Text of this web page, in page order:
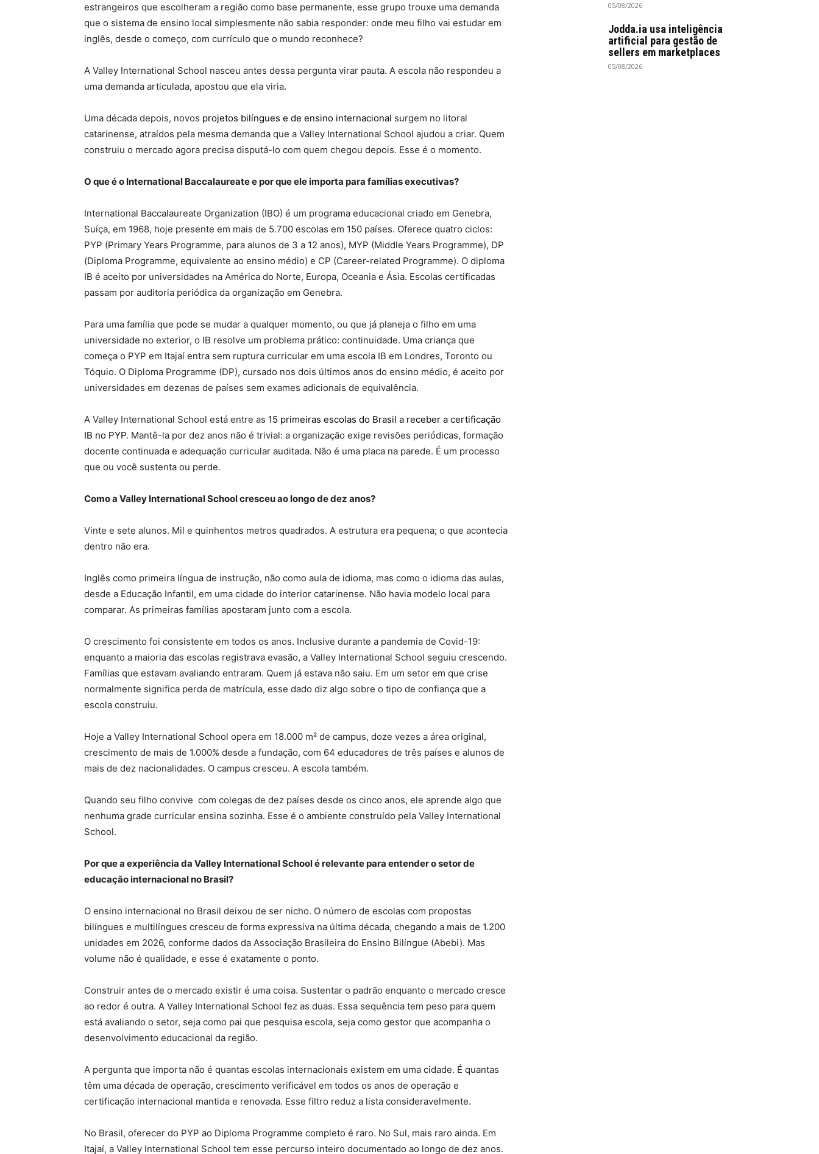
estrangeiros que escolheram a região como base permanente, esse grupo trouxe uma demanda
que o sistema de ensino local simplesmente não sabia responder: onde meu filho vai estudar em
inglês, desde o começo, com currículo que o mundo reconhece?
A Valley International School nasceu antes dessa pergunta virar pauta. A escola não respondeu a
uma demanda articulada, apostou que ela viria.
Uma década depois, novos projetos bilíngues e de ensino internacional surgem no litoral
catarinense, atraídos pela mesma demanda que a Valley International School ajudou a criar. Quem
construiu o mercado agora precisa disputá-lo com quem chegou depois. Esse é o momento.
O que é o International Baccalaureate e por que ele importa para famílias executivas?
International Baccalaureate Organization (IBO) é um programa educacional criado em Genebra,
Suíça, em 1968, hoje presente em mais de 5.700 escolas em 150 países. Oferece quatro ciclos:
PYP (Primary Years Programme, para alunos de 3 a 12 anos), MYP (Middle Years Programme), DP
(Diploma Programme, equivalente ao ensino médio) e CP (Career-related Programme). O diploma
IB é aceito por universidades na América do Norte, Europa, Oceania e Ásia. Escolas certificadas
passam por auditoria periódica da organização em Genebra.
Para uma família que pode se mudar a qualquer momento, ou que já planeja o filho em uma
universidade no exterior, o IB resolve um problema prático: continuidade. Uma criança que
começa o PYP em Itajaí entra sem ruptura curricular em uma escola IB em Londres, Toronto ou
Tóquio. O Diploma Programme (DP), cursado nos dois últimos anos do ensino médio, é aceito por
universidades em dezenas de países sem exames adicionais de equivalência.
A Valley International School está entre as 15 primeiras escolas do Brasil a receber a certificação
IB no PYP. Mantê-la por dez anos não é trivial: a organização exige revisões periódicas, formação
docente continuada e adequação curricular auditada. Não é uma placa na parede. É um processo
que ou você sustenta ou perde.
Como a Valley International School cresceu ao longo de dez anos?
Vinte e sete alunos. Mil e quinhentos metros quadrados. A estrutura era pequena; o que acontecia
dentro não era.
Inglês como primeira língua de instrução, não como aula de idioma, mas como o idioma das aulas,
desde a Educação Infantil, em uma cidade do interior catarinense. Não havia modelo local para
comparar. As primeiras famílias apostaram junto com a escola.
O crescimento foi consistente em todos os anos. Inclusive durante a pandemia de Covid-19:
enquanto a maioria das escolas registrava evasão, a Valley International School seguiu crescendo.
Famílias que estavam avaliando entraram. Quem já estava não saiu. Em um setor em que crise
normalmente significa perda de matrícula, esse dado diz algo sobre o tipo de confiança que a
escola construiu.
Hoje a Valley International School opera em 18.000 m² de campus, doze vezes a área original,
crescimento de mais de 1.000% desde a fundação, com 64 educadores de três países e alunos de
mais de dez nacionalidades. O campus cresceu. A escola também.
Quando seu filho convive com colegas de dez países desde os cinco anos, ele aprende algo que
nenhuma grade curricular ensina sozinha. Esse é o ambiente construído pela Valley International
School.
Por que a experiência da Valley International School é relevante para entender o setor de
educação internacional no Brasil?
O ensino internacional no Brasil deixou de ser nicho. O número de escolas com propostas
bilíngues e multilíngues cresceu de forma expressiva na última década, chegando a mais de 1.200
unidades em 2026, conforme dados da Associação Brasileira do Ensino Bilíngue (Abebi). Mas
volume não é qualidade, e esse é exatamente o ponto.
Construir antes de o mercado existir é uma coisa. Sustentar o padrão enquanto o mercado cresce
ao redor é outra. A Valley International School fez as duas. Essa sequência tem peso para quem
está avaliando o setor, seja como pai que pesquisa escola, seja como gestor que acompanha o
desenvolvimento educacional da região.
A pergunta que importa não é quantas escolas internacionais existem em uma cidade. É quantas
têm uma década de operação, crescimento verificável em todos os anos de operação e
certificação internacional mantida e renovada. Esse filtro reduz a lista consideravelmente.
No Brasil, oferecer do PYP ao Diploma Programme completo é raro. No Sul, mais raro ainda. Em
Itajaí, a Valley International School tem esse percurso inteiro documentado ao longo de dez anos.
05/08/2026
Jodda.ia usa inteligência
artificial para gestão de
sellers em marketplaces
05/08/2026